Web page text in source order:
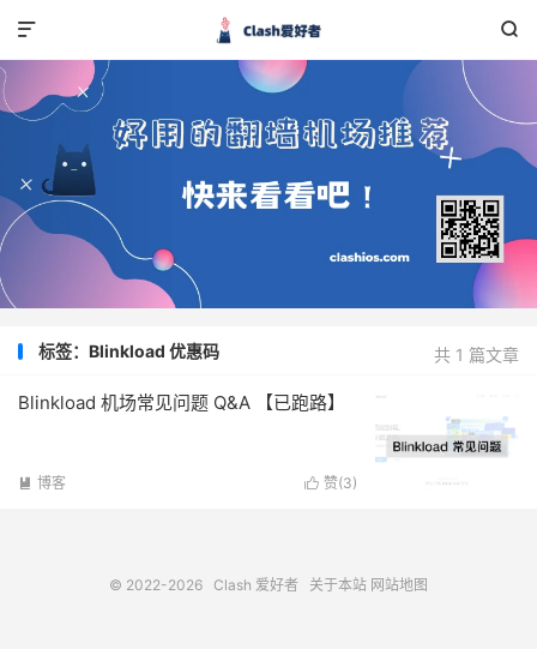


共 1 篇文章
标签：Blinkload 优惠码
Blinkload 机场常见问题 Q&A 【已跑路】
 赞(3)
 博客
© 2022-2026 Clash 爱好者 关于本站 网站地图